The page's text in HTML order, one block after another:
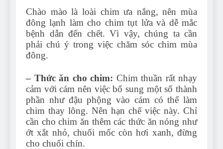
Chào mào là loài chim ưa nắng, nên mùa
đông lạnh làm cho chim tụt lửa và dễ mắc
bệnh dẫn đến chết. Vì vậy, chúng ta cần
phải chú ý trong việc chăm sóc chim mùa
đông.
– Thức ăn cho chim: Chim thuần rất nhạy
cảm với cám nên việc bổ sung một số thành
phần như đậu phộng vào cám có thể làm
chim thay lông. Nên hạn chế việc này. Chỉ
cần cho chim ăn thêm các thức ăn nóng như
ớt xắt nhỏ, chuối mốc còn hơi xanh, đừng
cho chuối chín.